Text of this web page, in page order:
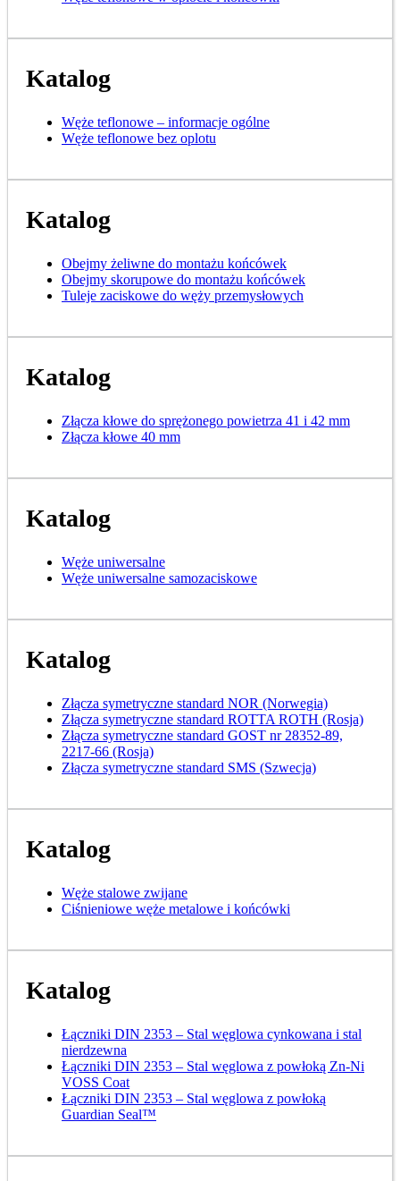
Katalog
Węże teflonowe – informacje ogólne
Węże teflonowe bez oplotu
Katalog
Obejmy żeliwne do montażu końcówek
Obejmy skorupowe do montażu końcówek
Tuleje zaciskowe do węży przemysłowych
Katalog
Złącza kłowe do sprężonego powietrza 41 i 42 mm
Złącza kłowe 40 mm
Katalog
Węże uniwersalne
Węże uniwersalne samozaciskowe
Katalog
Złącza symetryczne standard NOR (Norwegia)
Złącza symetryczne standard ROTTA ROTH (Rosja)
Złącza symetryczne standard GOST nr 28352-89,
2217-66 (Rosja)
Złącza symetryczne standard SMS (Szwecja)
Katalog
Węże stalowe zwijane
Ciśnieniowe węże metalowe i końcówki
Katalog
Łączniki DIN 2353 – Stal węglowa cynkowana i stal
nierdzewna
Łączniki DIN 2353 – Stal węglowa z powłoką Zn-Ni
VOSS Coat
Łączniki DIN 2353 – Stal węglowa z powłoką
Guardian Seal™